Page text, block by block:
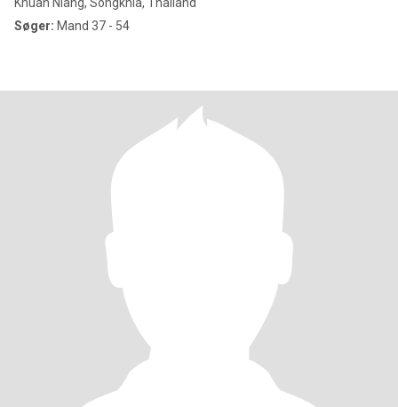
Søger: Mand 37 - 54